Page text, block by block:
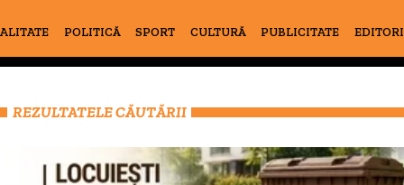
POLITICĂ SPORT CULTURĂ PUBLICITATE
REZULTATELE CĂUTĂRII